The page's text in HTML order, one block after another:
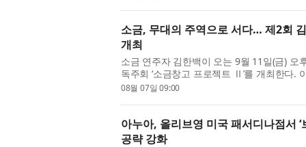
소금, 무대의 주역으로 서다… 제2회
개최
소금 연주자 김한백이 오는 9월 11일(금) 오
독주회 ‘소금창고 프로젝트 Ⅱ’를 개최한다.
두 초연으로 선보이며, 위촉 초...
08월 07일 09:00
아누아, 올리브영 미국 패서디나점서
공략 강화